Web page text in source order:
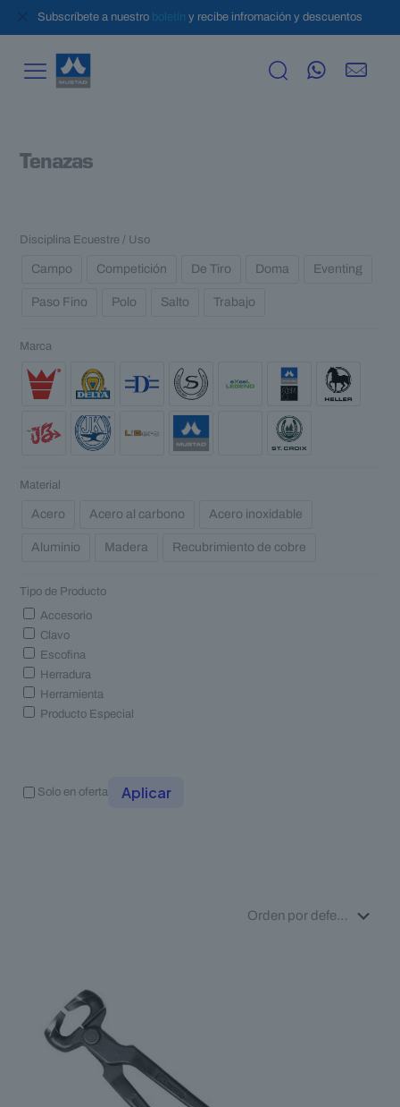
Subscríbete a nuestro boletín y recibe infromación y descuentos
Tenazas
Disciplina Ecuestre / Uso
Campo Competición De Tiro Doma Eventing
Paso Fino Polo Salto Trabajo
Marca
Material
Acero Acero al carbono Acero inoxidable
Aluminio Madera Recubrimiento de cobre
Tipo de Producto
Accesorio
Clavo
Escofina
Herradura
Herramienta
Producto Especial
Solo en oferta Aplicar